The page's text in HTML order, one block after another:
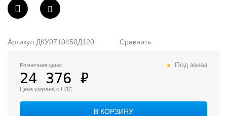
С защитной решеткой
Прожекторы
Низковольтные
Артикул ДКУ0710450Д120 Сравнить
Розничная цена:
24 376 ₽
Цена указана с НДС
Под заказ
В КОРЗИНУ